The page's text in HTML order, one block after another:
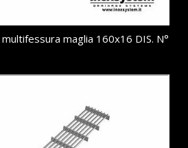
maglia 160x16 DIS. N°